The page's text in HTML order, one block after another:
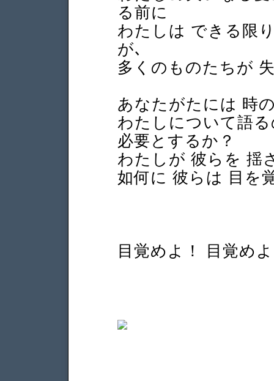
る前に
わたしは できる限
が､
多くのものたちが
あなたがたには 時
わたしについて語
必要とするか？
わたしが 彼らを 揺
如何に 彼らは 目を
目覚めよ！ 目覚め